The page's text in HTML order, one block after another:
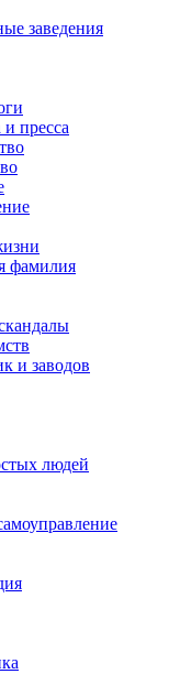
заведения
пресса
фамилия
и заводов
людей